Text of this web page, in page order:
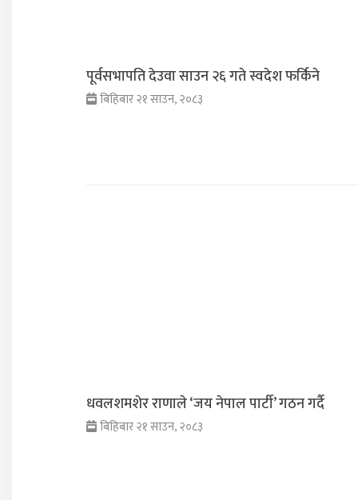
पूर्वसभापति देउवा साउन २६ गते स्वदेश फर्किने
बिहिबार २१ साउन, २०८३
धवलशमशेर राणाले ‘जय नेपाल पार्टी’ गठन गर्दै
बिहिबार २१ साउन, २०८३